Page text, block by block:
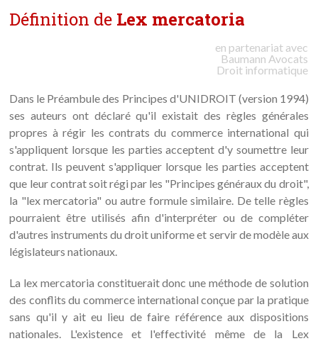
Définition de Lex mercatoria
en partenariat avec
Baumann Avocats
Droit informatique
Dans le Préambule des Principes d'UNIDROIT (version 1994)
ses auteurs ont déclaré qu'il existait des règles générales
propres à régir les contrats du commerce international qui
s'appliquent lorsque les parties acceptent d'y soumettre leur
contrat. Ils peuvent s'appliquer lorsque les parties acceptent
que leur contrat soit régi par les "Principes généraux du droit",
la "lex mercatoria" ou autre formule similaire. De telle règles
pourraient être utilisés afin d'interpréter ou de compléter
d'autres instruments du droit uniforme et servir de modèle aux
législateurs nationaux.
La lex mercatoria constituerait donc une méthode de solution
des conflits du commerce international conçue par la pratique
sans qu'il y ait eu lieu de faire référence aux dispositions
nationales. L'existence et l'effectivité même de la Lex